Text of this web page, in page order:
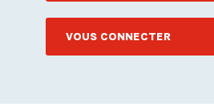
VOUS CONNECTER